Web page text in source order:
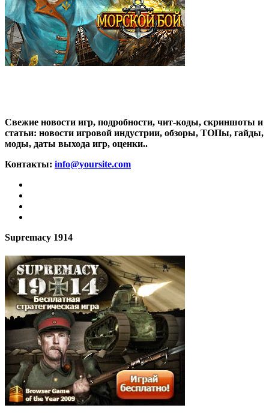
Свежие новости игр, подробности, чит-коды, скриншоты и
статьи: новости игровой индустрии, обзоры, ТОПы, гайды,
моды, даты выхода игр, оценки..
Контакты: info@yoursite.com
Supremacy 1914